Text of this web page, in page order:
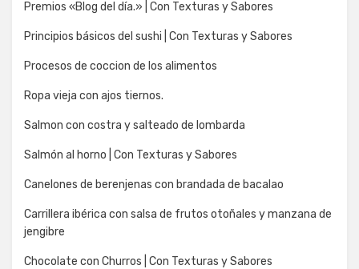
Premios «Blog del día.» | Con Texturas y Sabores
Principios básicos del sushi | Con Texturas y Sabores
Procesos de coccion de los alimentos
Ropa vieja con ajos tiernos.
Salmon con costra y salteado de lombarda
Salmón al horno | Con Texturas y Sabores
Canelones de berenjenas con brandada de bacalao
Carrillera ibérica con salsa de frutos otoñales y manzana de
jengibre
Chocolate con Churros | Con Texturas y Sabores